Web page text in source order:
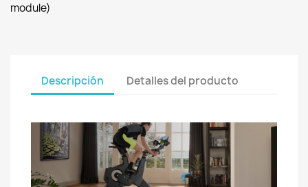
module)
Descripción Detalles del producto